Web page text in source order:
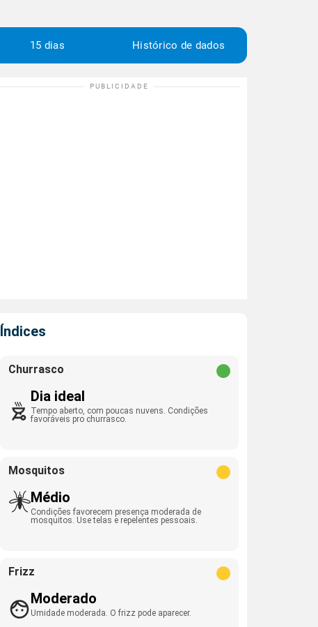
15 dias Histórico de dados
Índices
Churrasco
Dia ideal
Tempo aberto, com poucas nuvens. Condições
favoráveis pro churrasco.
Mosquitos
Médio
Condições favorecem presença moderada de
mosquitos. Use telas e repelentes pessoais.
Frizz
Moderado
Umidade moderada. O frizz pode aparecer.